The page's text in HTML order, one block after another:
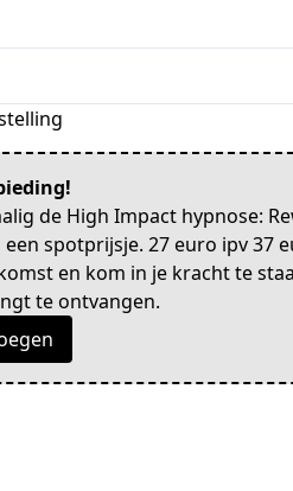
de High Impact hypnose:
spotprijsje. 27 euro ipv 37
en kom in je kracht te
te ontvangen.